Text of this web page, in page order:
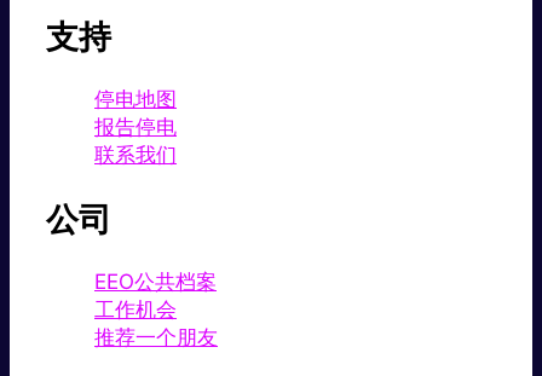
支持
停电地图
报告停电
联系我们
公司
EEO公共档案
工作机会
推荐一个朋友